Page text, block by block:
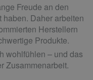
Freude an den
Daher arbeiten
Herstellern
Produkte.
wohlfühlen – und das
Zusammenarbeit.